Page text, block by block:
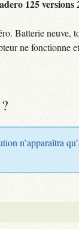
125 versions
Batterie neuve,
ne fonctionne
n’apparaîtra